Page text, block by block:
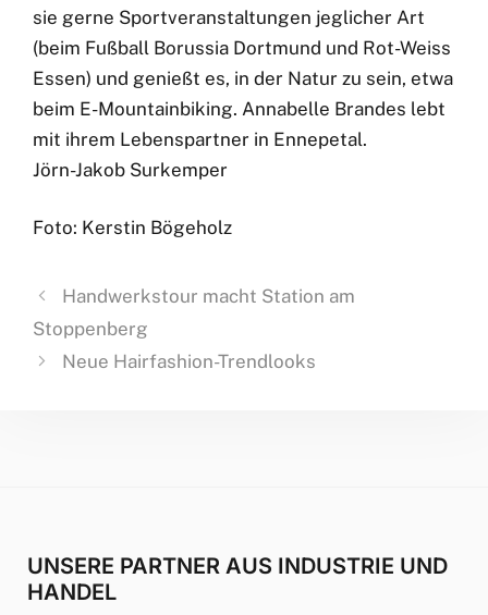
sie gerne Sportveranstaltungen jeglicher Art
(beim Fußball Borussia Dortmund und Rot-Weiss
Essen) und genießt es, in der Natur zu sein, etwa
beim E-Mountainbiking. Annabelle Brandes lebt
mit ihrem Lebenspartner in Ennepetal.
Jörn-Jakob Surkemper
Foto: Kerstin Bögeholz
Handwerkstour macht Station am
Stoppenberg
Neue Hairfashion-Trendlooks
UNSERE PARTNER AUS INDUSTRIE UND
HANDEL